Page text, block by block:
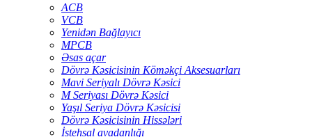
ACB
VCB
Yenidən Bağlayıcı
MPCB
Əsas açar
Dövrə Kəsicisinin Köməkçi Aksesuarları
Mavi Seriyalı Dövrə Kəsici
M Seriyası Dövrə Kəsici
Yaşıl Seriya Dövrə Kəsicisi
Dövrə Kəsicisinin Hissələri
İstehsal avadanlığı